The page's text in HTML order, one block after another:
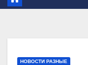
НОВОСТИ РАЗНЫЕ